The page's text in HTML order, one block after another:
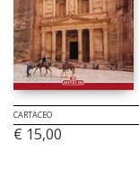
CARTACEO
€ 15,00